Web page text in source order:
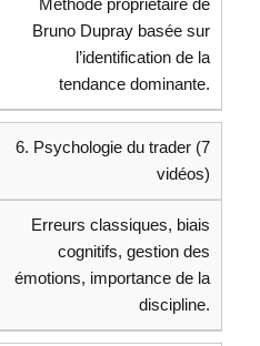
Bruno Dupray basée sur
l’identification de la
tendance dominante.
6. Psychologie du trader (7
vidéos)
Erreurs classiques, biais
cognitifs, gestion des
émotions, importance de la
discipline.